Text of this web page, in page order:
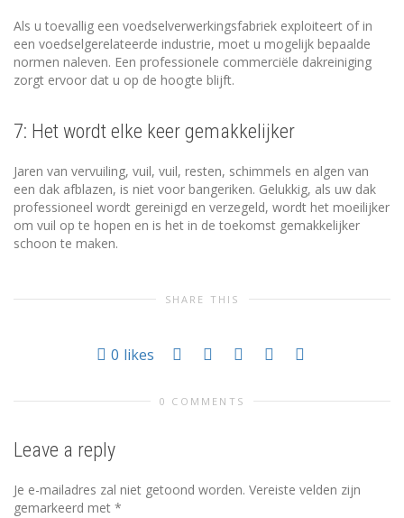
Als u toevallig een voedselverwerkingsfabriek exploiteert of in
een voedselgerelateerde industrie, moet u mogelijk bepaalde
normen naleven. Een professionele commerciële dakreiniging
zorgt ervoor dat u op de hoogte blijft.
7: Het wordt elke keer gemakkelijker
Jaren van vervuiling, vuil, vuil, resten, schimmels en algen van
een dak afblazen, is niet voor bangeriken. Gelukkig, als uw dak
professioneel wordt gereinigd en verzegeld, wordt het moeilijker
om vuil op te hopen en is het in de toekomst gemakkelijker
schoon te maken.
SHARE THIS
0 likes
0 COMMENTS
Leave a reply
Je e-mailadres zal niet getoond worden. Vereiste velden zijn
gemarkeerd met *